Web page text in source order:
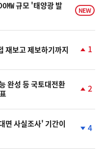
㎿ 규모 '태양광 발
NEW
재보고 제보하기까지 1
완성 등 국토대전환
2
면 사실조사' 기간이
4